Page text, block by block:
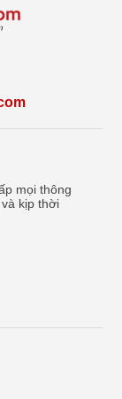
mọi thông
kịp thời